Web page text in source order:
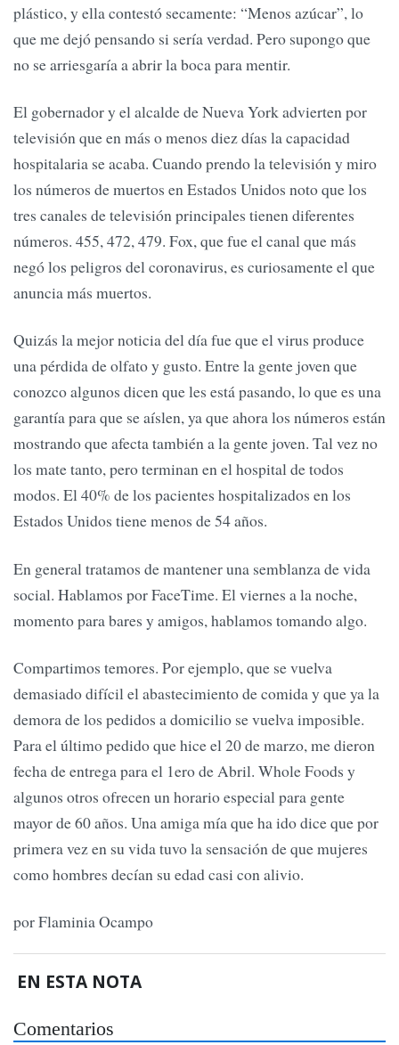
plástico, y ella contestó secamente: “Menos azúcar”, lo
que me dejó pensando si sería verdad. Pero supongo que
no se arriesgaría a abrir la boca para mentir.
El gobernador y el alcalde de Nueva York advierten por
televisión que en más o menos diez días la capacidad
hospitalaria se acaba. Cuando prendo la televisión y miro
los números de muertos en Estados Unidos noto que los
tres canales de televisión principales tienen diferentes
números. 455, 472, 479. Fox, que fue el canal que más
negó los peligros del coronavirus, es curiosamente el que
anuncia más muertos.
Quizás la mejor noticia del día fue que el virus produce
una pérdida de olfato y gusto. Entre la gente joven que
conozco algunos dicen que les está pasando, lo que es una
garantía para que se aíslen, ya que ahora los números están
mostrando que afecta también a la gente joven. Tal vez no
los mate tanto, pero terminan en el hospital de todos
modos. El 40% de los pacientes hospitalizados en los
Estados Unidos tiene menos de 54 años.
En general tratamos de mantener una semblanza de vida
social. Hablamos por FaceTime. El viernes a la noche,
momento para bares y amigos, hablamos tomando algo.
Compartimos temores. Por ejemplo, que se vuelva
demasiado difícil el abastecimiento de comida y que ya la
demora de los pedidos a domicilio se vuelva imposible.
Para el último pedido que hice el 20 de marzo, me dieron
fecha de entrega para el 1ero de Abril. Whole Foods y
algunos otros ofrecen un horario especial para gente
mayor de 60 años. Una amiga mía que ha ido dice que por
primera vez en su vida tuvo la sensación de que mujeres
como hombres decían su edad casi con alivio.
por Flaminia Ocampo
EN ESTA NOTA
Comentarios